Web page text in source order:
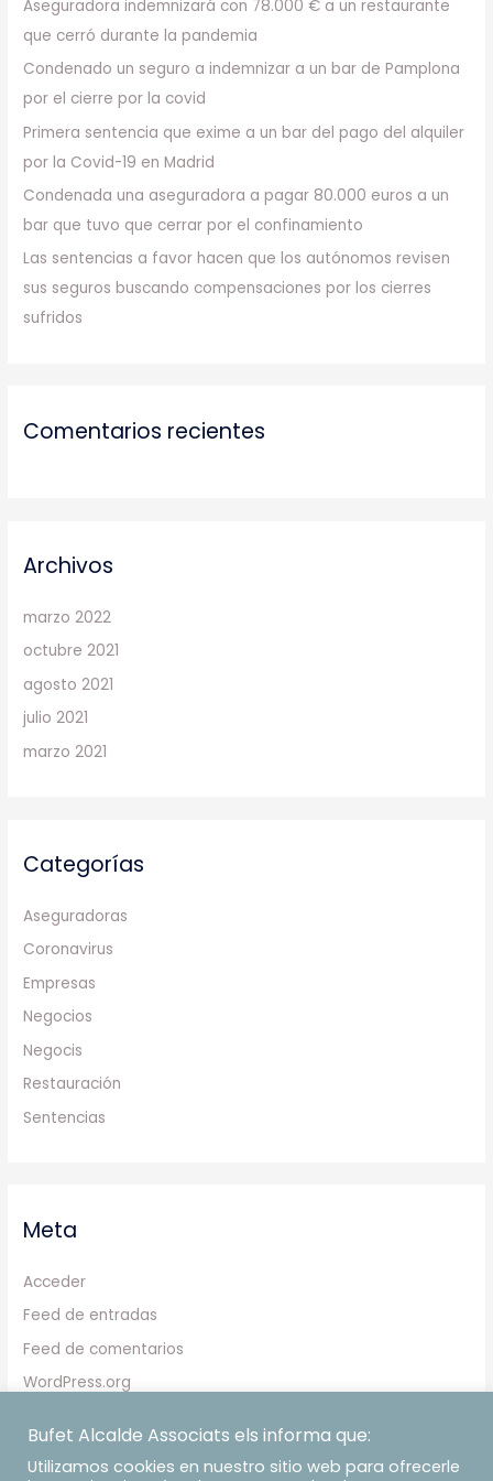
p
o
r
:
Aseguradora indemnizará con 78.000 € a un restaurante
que cerró durante la pandemia
Condenado un seguro a indemnizar a un bar de Pamplona
por el cierre por la covid
Primera sentencia que exime a un bar del pago del alquiler
por la Covid-19 en Madrid
Condenada una aseguradora a pagar 80.000 euros a un
bar que tuvo que cerrar por el confinamiento
Las sentencias a favor hacen que los autónomos revisen
sus seguros buscando compensaciones por los cierres
sufridos
Comentarios recientes
Archivos
marzo 2022
octubre 2021
agosto 2021
julio 2021
marzo 2021
Categorías
Aseguradoras
Coronavirus
Empresas
Negocios
Negocis
Restauración
Sentencias
Meta
Acceder
Feed de entradas
Feed de comentarios
WordPress.org
Bufet Alcalde Associats els informa que:
Utilizamos cookies en nuestro sitio web para ofrecerle